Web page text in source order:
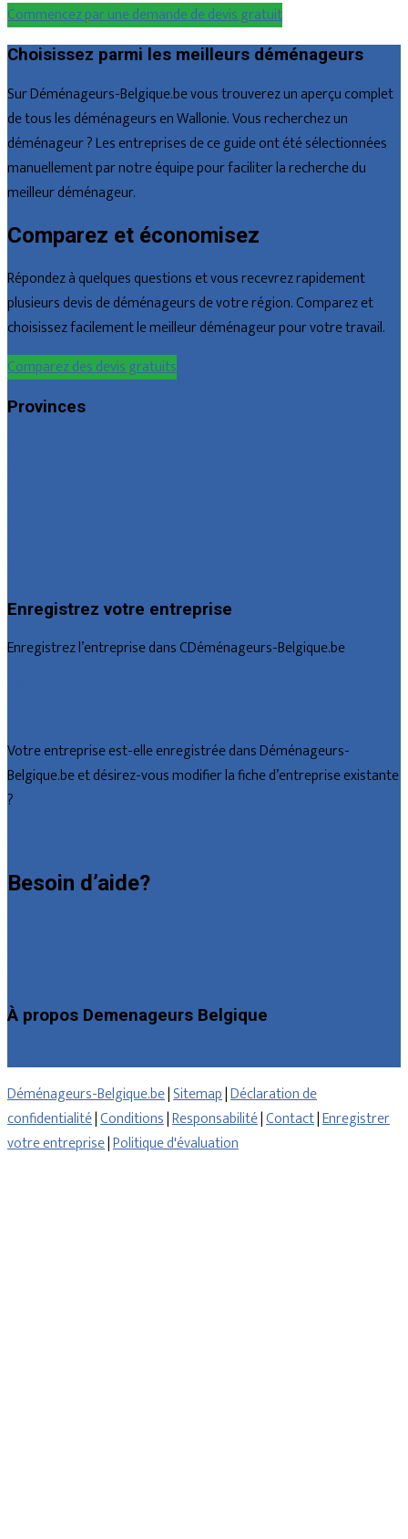
Commencez par une demande de devis gratuit
Choisissez parmi les meilleurs déménageurs
Sur Déménageurs-Belgique.be vous trouverez un aperçu complet
de tous les déménageurs en Wallonie. Vous recherchez un
déménageur ? Les entreprises de ce guide ont été sélectionnées
manuellement par notre équipe pour faciliter la recherche du
meilleur déménageur.
Comparez et économisez
Répondez à quelques questions et vous recevrez rapidement
plusieurs devis de déménageurs de votre région. Comparez et
choisissez facilement le meilleur déménageur pour votre travail.
Comparez des devis gratuits
Provinces
Enregistrez votre entreprise
Enregistrez l’entreprise dans CDéménageurs-Belgique.be
Votre entreprise est-elle enregistrée dans Déménageurs-
Belgique.be et désirez-vous modifier la fiche d’entreprise existante
?
Besoin d’aide?
À propos Demenageurs Belgique
Déménageurs-Belgique.be|Sitemap|Déclaration de
confidentialité|Conditions|Responsabilité|Contact|Enregistrer
votre entreprise|Politique d'évaluation